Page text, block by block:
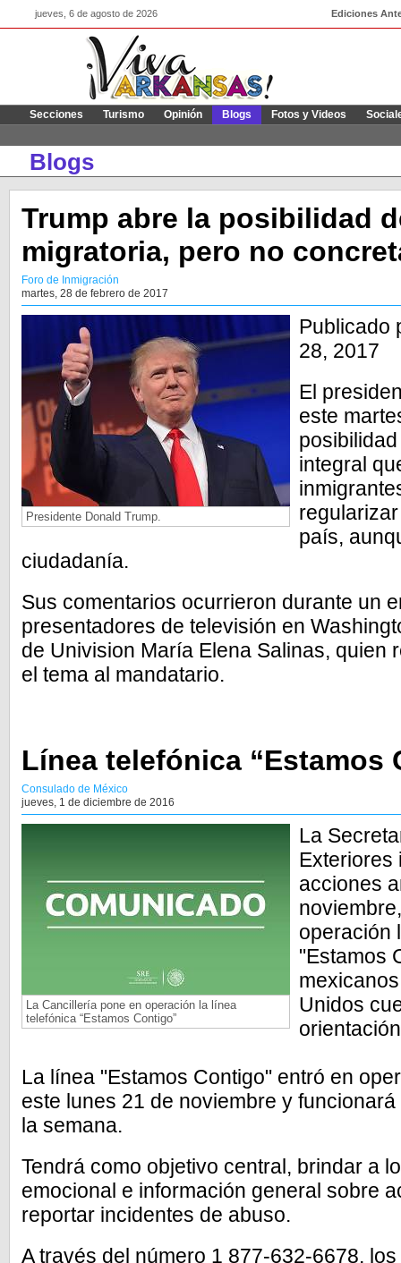
jueves, 6 de agosto de 2026 Ediciones
Secciones Turismo Opinión Blogs Fotos y Videos
Blogs
Trump abre la posibilidad
migratoria, pero no
Foro de Inmigración
martes, 28 de febrero de 2017
Presidente Donald Trump.
Publicado
28, 2017
El
este
integral
país,
ciudadanía.
Sus comentarios ocurrieron durante un
presentadores de televisión en
de Univision María Elena Salinas, quien
el tema al mandatario.
Línea telefónica “Estamos
Consulado de México
jueves, 1 de diciembre de 2016
La Cancillería pone en operación la línea
telefónica “Estamos Contigo”
La
Exteriores
acciones
operación
"Estamos
Unidos
La línea "Estamos Contigo" entró en
este lunes 21 de noviembre y
la semana.
Tendrá como objetivo central, brindar a
emocional e información general sobre
reportar incidentes de abuso.
A través del número 1 877-632-6678,